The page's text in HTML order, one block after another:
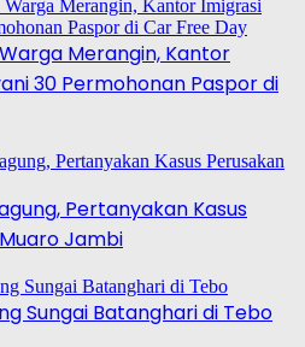
Warga Merangin, Kantor
30 Permohonan Paspor di
Pertanyakan Kasus
Jambi
Sungai Batanghari di Tebo